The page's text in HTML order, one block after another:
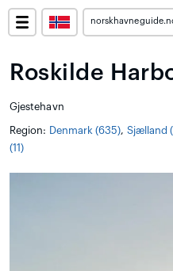
Roskilde
Gjestehavn
Region: Denmark (635), Sjælland
(11)